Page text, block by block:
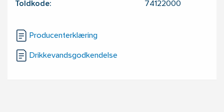
Toldkode: 74122000
Producenterklæring
Drikkevandsgodkendelse